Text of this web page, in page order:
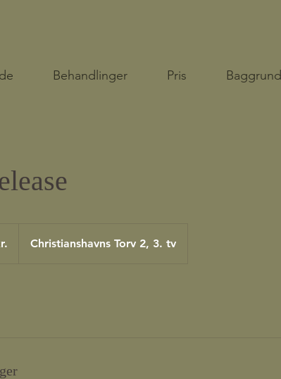
Behandlinger Pris Baggrund
Christianshavns Torv 2, 3. tv